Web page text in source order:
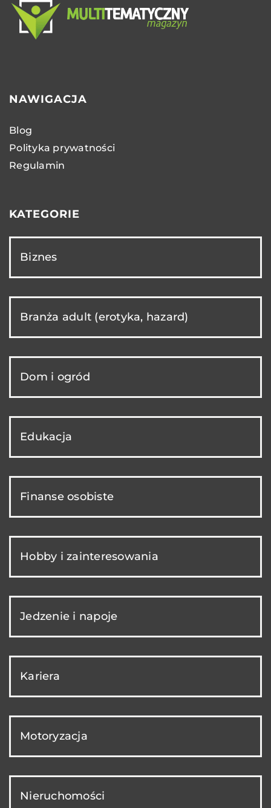
NAWIGACJA
Blog
Polityka prywatności
Regulamin
KATEGORIE
Biznes
Branża adult (erotyka, hazard)
Dom i ogród
Edukacja
Finanse osobiste
Hobby i zainteresowania
Jedzenie i napoje
Kariera
Motoryzacja
Nieruchomości